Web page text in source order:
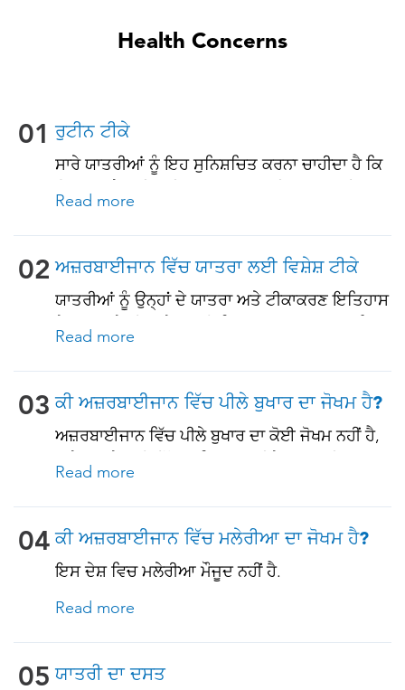
Health Concerns
01 ਰੁਟੀਨ ਟੀਕੇ
ਸਾਰੇ ਯਾਤਰੀਆਂ ਨੂੰ ਇਹ ਸੁਨਿਸ਼ਚਿਤ ਕਰਨਾ ਚਾਹੀਦਾ ਹੈ ਕਿ
ਉਹ ਆਪਣੇ ਰੁਟੀਨ ਟੀਕਾਕਰਨ ਨਾਲ ਨਵੀਨਤਮ ਹਨ ਇਹਨਾਂ
ਵਿੱਚੋਂ ਕੁਝ ਟੀਕਿਆਂ ਵਿੱਚ ਸ਼ਾਮਲ ਹਨ: • ਚਿਕਨਪੌਕਸ
(ਵੈਰੀਸੇਲਾ) • ਟੈਟਨਸ-ਡਿਫਥੀਰੀਆ-ਪਰਟੂਸਿਸ • ਮੀਜ਼ਲ-
ਮੰਪਸ-ਰੂਬੇਲਾ (ਐਮਐਮਆਰ) • ਨਿਊਮੋਕੋਕਲ (65 ਸਾਲ ਅਤੇ
ਇਸ ਤੋਂ ਵੱਧ ਉਮਰ ਦੇ ਬਾਲਗਾਂ ਲਈ, ਅਤੇ ਸਾਰੇ ਬਾਲਗਾਂ ਲਈ
ਪੁਰਾਣੀਆਂ ਬਿਮਾਰੀਆਂ ਜਾਂ ਇਮਯੂਨੋਕਮਪ੍ਰੋਮਸ ਸਥਿਤੀਆਂ
ਵਾਲੇ)
Read more
02 ਅਜ਼ਰਬਾਈਜਾਨ ਵਿੱਚ ਯਾਤਰਾ ਲਈ ਵਿਸ਼ੇਸ਼ ਟੀਕੇ
ਯਾਤਰੀਆਂ ਨੂੰ ਉਨ੍ਹਾਂ ਦੇ ਯਾਤਰਾ ਅਤੇ ਟੀਕਾਕਰਣ ਇਤਿਹਾਸ
ਦੇ ਅਧਾਰ ਤੇ, ਇਸ ਦੇਸ਼ ਲਈ ਤਿਆਰ ਯਾਤਰਾ ਨਾਲ ਸਬੰਧਤ
ਟੀਕੇ ਪ੍ਰਾਪਤ ਕਰਨੇ ਚਾਹੀਦੇ ਹਨ. ਹੇਠਾਂ ਦੇਖੋ!
Read more
03 ਕੀ ਅਜ਼ਰਬਾਈਜਾਨ ਵਿੱਚ ਪੀਲੇ ਬੁਖਾਰ ਦਾ ਜੋਖਮ ਹੈ?
ਅਜ਼ਰਬਾਈਜਾਨ ਵਿੱਚ ਪੀਲੇ ਬੁਖਾਰ ਦਾ ਕੋਈ ਜੋਖਮ ਨਹੀਂ ਹੈ,
ਅਤੇ ਦਾਖਲੇ ਲਈ ਇੱਕ ਅਧਿਕਾਰਤ ਪੀਲੇ ਬੁਖਾਰ ਟੀਕਾਕਰਨ
ਸਰਟੀਫਿਕੇਟ ਦੀ ਲੋੜ ਨਹੀਂ ਹੈ। ਹਾਲਾਂਕਿ, ਜੇ ਤੁਸੀਂ ਕਿਸੇ
ਅਜਿਹੇ ਦੇਸ਼ ਤੋਂ ਆ ਰਹੇ ਹੋ ਜਿੱਥੇ ਪੀਲਾ ਬੁਖਾਰ ਮੌਜੂਦ ਹੈ, ਤਾਂ
ਤੁਹਾਨੂੰ ਟੀਕਾਕਰਣ ਦੇ ਸਬੂਤ ਦੀ ਜ਼ਰੂਰਤ ਹੋ ਸਕਦੀ ਹੈ. ਵਧੇਰੇ
ਵੇਰਵਿਆਂ ਲਈ ਸਾਡੇ ਮਾਹਰਾਂ ਨਾਲ ਸਲਾਹ ਕਰੋ.
Read more
04 ਕੀ ਅਜ਼ਰਬਾਈਜਾਨ ਵਿੱਚ ਮਲੇਰੀਆ ਦਾ ਜੋਖਮ ਹੈ?
ਇਸ ਦੇਸ਼ ਵਿਚ ਮਲੇਰੀਆ ਮੌਜੂਦ ਨਹੀਂ ਹੈ.
Read more
05 ਯਾਤਰੀ ਦਾ ਦਸਤ